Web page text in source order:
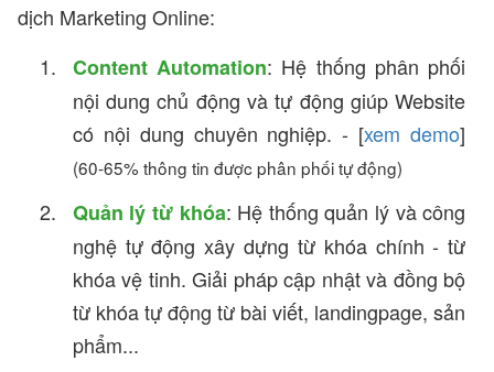
dịch Marketing Online:
Content Automation: Hệ thống phân phối
nội dung chủ động và tự động giúp Website
có nội dung chuyên nghiệp. - [xem demo]
(60-65% thông tin được phân phối tự động)
Quản lý từ khóa: Hệ thống quản lý và công
nghệ tự động xây dựng từ khóa chính - từ
khóa vệ tinh. Giải pháp cập nhật và đồng bộ
từ khóa tự động từ bài viết, landingpage, sản
phẩm...